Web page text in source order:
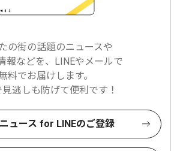
の街の話題のニュースや
報などを、LINEやメールで
料でお届けします。
逃しも防げて便利です！
ュース for LINEのご登録